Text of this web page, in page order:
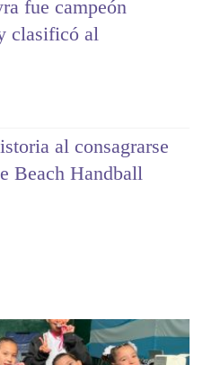
fue campeón
clasificó al
al consagrarse
Beach Handball